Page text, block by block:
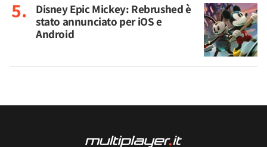
Disney Epic Mickey: Rebrushed è
stato annunciato per iOS e
Android